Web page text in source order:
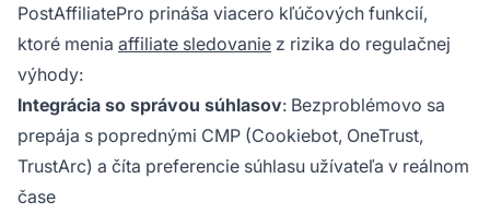
PostAffiliatePro prináša viacero kľúčových funkcií,
ktoré menia affiliate sledovanie z rizika do regulačnej
výhody:
Integrácia so správou súhlasov: Bezproblémovo sa
prepája s poprednými CMP (Cookiebot, OneTrust,
TrustArc) a číta preferencie súhlasu užívateľa v reálnom
čase